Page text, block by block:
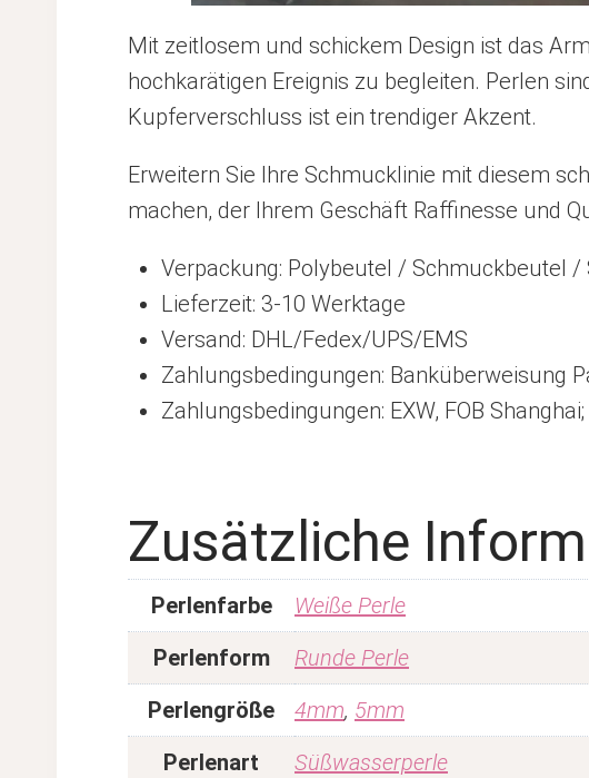
Mit zeitlosem und schickem Design ist das
hochkarätigen Ereignis zu begleiten. Perlen
Kupferverschluss ist ein trendiger Akzent.
Erweitern Sie Ihre Schmucklinie mit diesem
machen, der Ihrem Geschäft Raffinesse und
Verpackung: Polybeutel / Schmuckbeutel
Lieferzeit: 3-10 Werktage
Versand: DHL/Fedex/UPS/EMS
Zahlungsbedingungen: Banküberweisung
Zahlungsbedingungen: EXW, FOB
Zusätzliche
Perlenfarbe
Weiße Perle
Perlenform
Runde Perle
Perlengröße
4mm, 5mm
Perlenart
Süßwasserperle